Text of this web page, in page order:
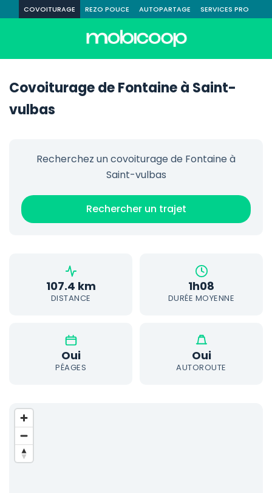
COVOITURAGE REZO POUCE AUTOPARTAGE SERVICES PRO
Covoiturage de Fontaine à Saint-
vulbas
Recherchez un covoiturage de Fontaine à
Saint-vulbas
Rechercher un trajet
107.4 km
DISTANCE
1h08
DURÉE MOYENNE
Oui
PÉAGES
Oui
AUTOROUTE